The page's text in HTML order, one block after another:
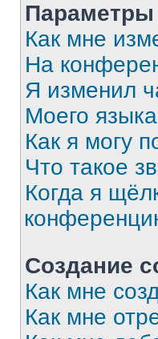
Параметры
Как мне
На
Я изменил
Моего
Как я могу
Что такое
Когда я
Создание
Как мне
Как мне